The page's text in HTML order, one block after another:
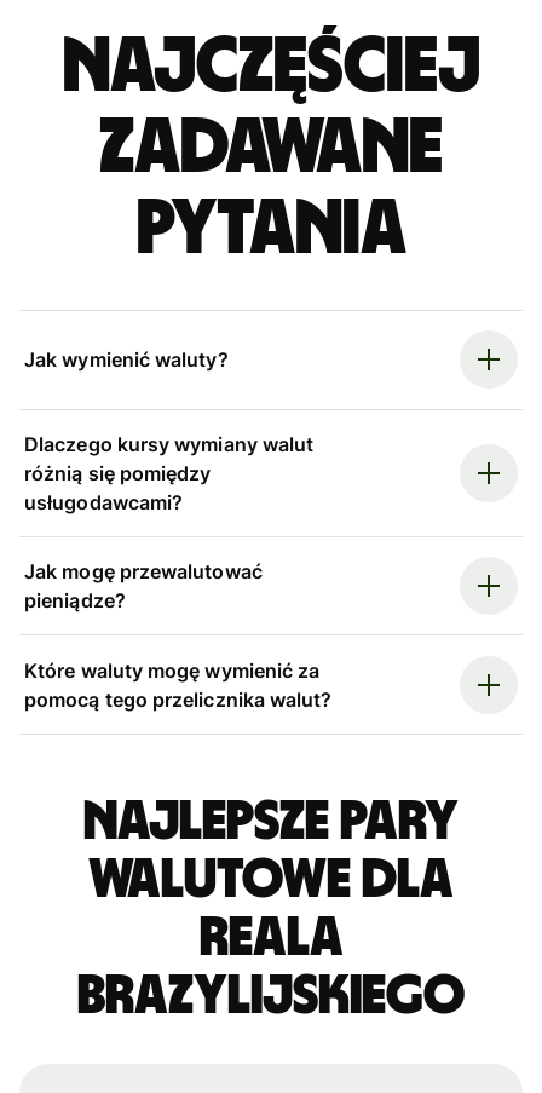
Najczęściej
zadawane
pytania
Jak wymienić waluty?
Dlaczego kursy wymiany walut
różnią się pomiędzy
usługodawcami?
Jak mogę przewalutować
pieniądze?
Które waluty mogę wymienić za
pomocą tego przelicznika walut?
Najlepsze pary
walutowe dla
reala
brazylijskiego